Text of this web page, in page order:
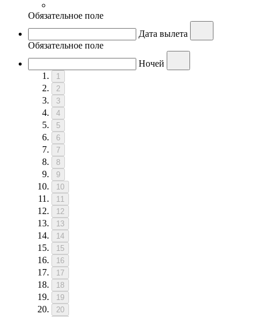
Обязательное поле
Дата вылета
Обязательное поле
Ночей
1
2
3
4
5
6
7
8
9
10
11
12
13
14
15
16
17
18
19
20